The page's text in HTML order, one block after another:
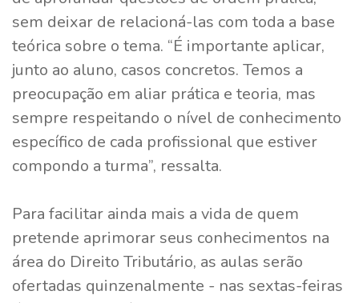
sem deixar de relacioná-las com toda a base
teórica sobre o tema. “É importante aplicar,
junto ao aluno, casos concretos. Temos a
preocupação em aliar prática e teoria, mas
sempre respeitando o nível de conhecimento
específico de cada profissional que estiver
compondo a turma”, ressalta.
Para facilitar ainda mais a vida de quem
pretende aprimorar seus conhecimentos na
área do Direito Tributário, as aulas serão
ofertadas quinzenalmente - nas sextas-feiras